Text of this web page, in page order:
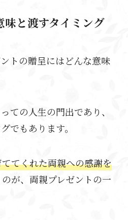
と渡すタイミング
トの贈呈にはどんな意味
ての人生の門出であり、
でもあります。
てくれた両親への感謝を
が、両親プレゼントの一